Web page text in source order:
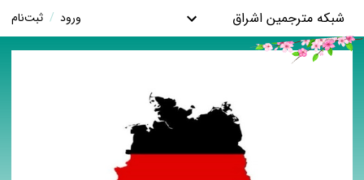
شبکه مترجمین اشراق ورود / ثبت‌نام